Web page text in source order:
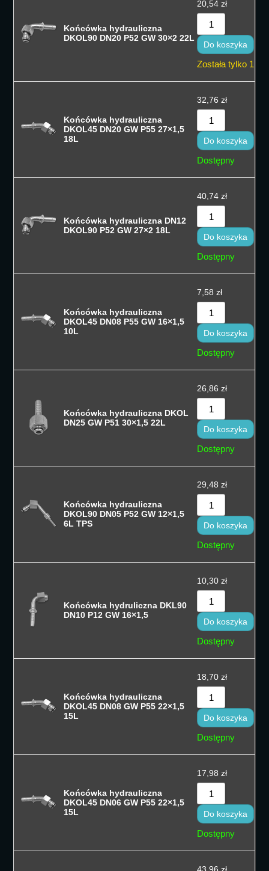
Końcówka hydrauliczna
DKOL90 DN20 P52 GW 30×2 22L
20,54 zł
Do koszyka
Została tylko 1
Końcówka hydrauliczna
DKOL45 DN20 GW P55 27×1,5
18L
32,76 zł
Do koszyka
Dostępny
Końcówka hydrauliczna DN12
DKOL90 P52 GW 27×2 18L
40,74 zł
Do koszyka
Dostępny
Końcówka hydrauliczna
DKOL45 DN08 P55 GW 16×1,5
10L
7,58 zł
Do koszyka
Dostępny
Końcówka hydrauliczna DKOL
DN25 GW P51 30×1,5 22L
26,86 zł
Do koszyka
Dostępny
Końcówka hydrauliczna
DKOL90 DN05 P52 GW 12×1,5
6L TPS
29,48 zł
Do koszyka
Dostępny
Końcówka hydruliczna DKL90
DN10 P12 GW 16×1,5
10,30 zł
Do koszyka
Dostępny
Końcówka hydrauliczna
DKOL45 DN08 GW P55 22×1,5
15L
18,70 zł
Do koszyka
Dostępny
Końcówka hydrauliczna
DKOL45 DN06 GW P55 22×1,5
15L
17,98 zł
Do koszyka
Dostępny